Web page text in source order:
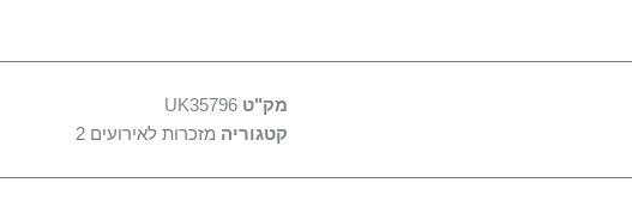
מק"ט UK35796
קטגוריה מזכרות לאירועים 2